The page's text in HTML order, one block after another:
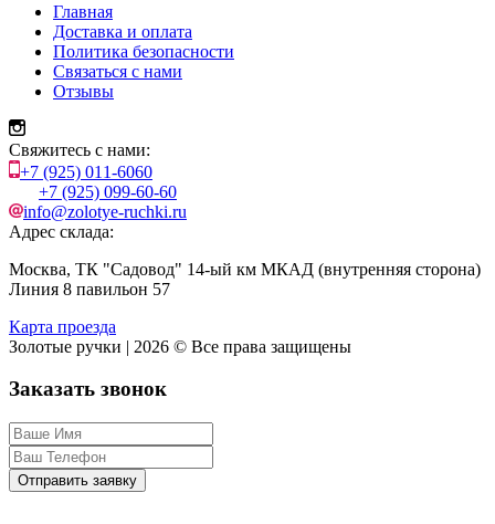
Главная
Доставка и оплата
Политика безопасности
Связаться с нами
Отзывы
Свяжитесь с нами:
+7 (925) 011-6060
+7 (925) 099-60-60
info@zolotye-ruchki.ru
Адрес склада:
Москва, ТК "Садовод" 14-ый км МКАД (внутренняя сторона)
Линия 8 павильон 57
Карта проезда
Золотые ручки | 2026 © Все права защищены
Заказать звонок
Отправить заявку